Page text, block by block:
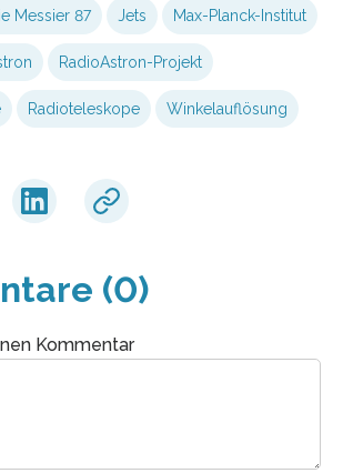
Messier 87 Jets Max-Planck-Institut
RadioAstron-Projekt
Radioteleskope Winkelauflösung
(0)
Kommentar